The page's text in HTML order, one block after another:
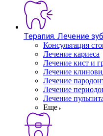
Терапия. Лечение
Консультация
Лечение кариеса
Лечение кист и
Лечение
Лечение
Лечение
Лечение
Еще